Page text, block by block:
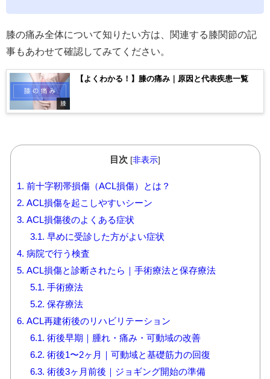
膝の痛み全体について知りたい方は、関連する膝関節の記
事もあわせて確認してみてください。
膝
【よくわかる！】膝の痛み｜原因と代表疾患一覧
目次 [非表示]
1.
前十字靭帯損傷（ACL損傷）とは？
2. ACL損傷を起こしやすいシーン
3. ACL損傷後のよくある症状
3.1.
早めに受診した方がよい症状
4. 病院で行う検査
5. ACL損傷と診断されたら｜手術療法と保存療法
5.1.
手術療法
5.2. 保存療法
6. ACL再建術後のリハビリテーション
6.1.
術後早期｜腫れ・痛み・可動域の改善
6.2. 術後1〜2ヶ月｜可動域と基礎筋力の回復
6.3. 術後3ヶ月前後｜ジョギング開始の準備